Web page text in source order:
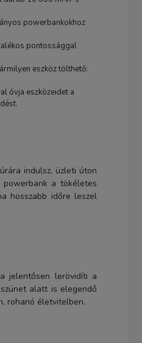
powerbankokhoz
pontossággal
eszköz tölthető:
óvja eszközeidet a
indulsz, üzleti úton
a tökéletes
hosszabb időre leszel
jelentősen lerövidíti a
alatt is elegendő
rohanó életvitelben.
TERMÉK ADATLAP